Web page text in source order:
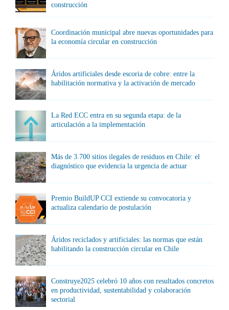
construcción
Coordinación municipal abre nuevas oportunidades para
la economía circular en construcción
Áridos artificiales desde escoria de cobre: entre la
habilitación normativa y la activación de mercado
La Red ECC entra en su segunda etapa: de la
articulación a la implementación
Más de 3.700 sitios ilegales de residuos en Chile: el
diagnóstico que evidencia la urgencia de actuar
Premio BuildUP CCI extiende su convocatoria y
actualiza calendario de postulación
Áridos reciclados y artificiales: las normas que están
habilitando la construcción circular en Chile
Construye2025 celebró 10 años con resultados concretos
en productividad, sustentabilidad y colaboración
sectorial